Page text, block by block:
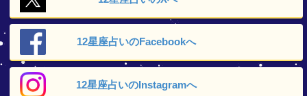
12星座占いのFacebookへ
12星座占いのInstagramへ